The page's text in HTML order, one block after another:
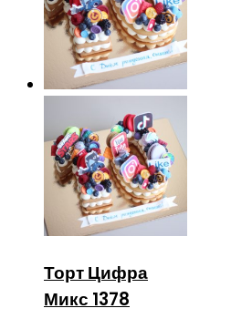
Торт Цифра
Микс 1378